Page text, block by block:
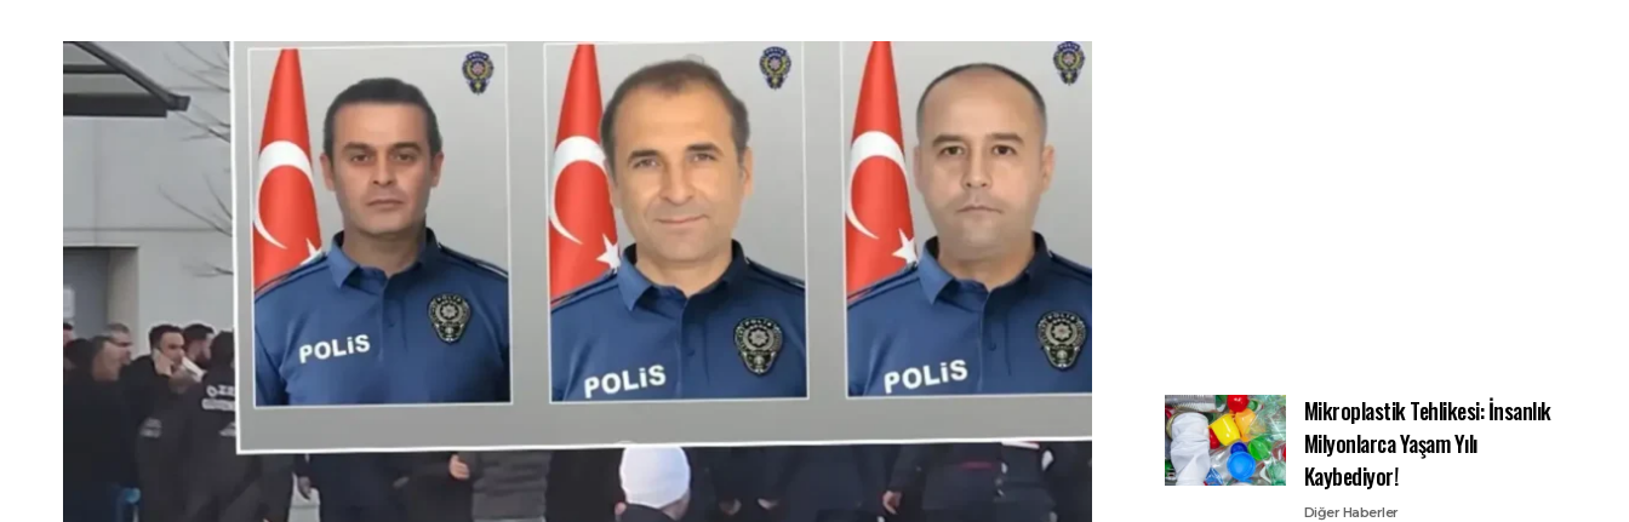
Mikroplastik Tehlikesi: İnsanlık
Milyonlarca Yaşam Yılı
Kaybediyor!
Diğer Haberler